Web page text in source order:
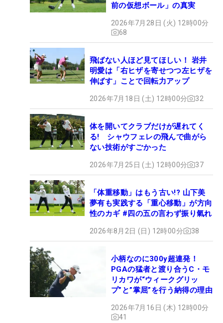
前の仮想ボール」の真実
2026年7月28日 (火) 12時00分
68
飛ばない人ほど見てほしい！ 岩井
明愛は「右ヒザを寄せつつ左ヒザを
伸ばす」ことで回転力アップ
2026年7月18日 (土) 12時00分 32
体を開いてクラブだけが遅れてく
る! シャウフェレの飛んで曲がら
ない技術がすごかった
2026年7月25日 (土) 12時00分 37
「体重移動」はもう古い!? 山下美
夢有も実践する「重心移動」が方向
性のカギ #四の五の言わず振り氣れ
2026年8月2日 (日) 12時00分 38
小柄なのに300y超連発！
PGAの猛者と渡り合うC・モ
リカワが“ウィークグリッ
プ”と”掌屈”を行う納得の理由
2026年7月16日 (木) 12時00分
41